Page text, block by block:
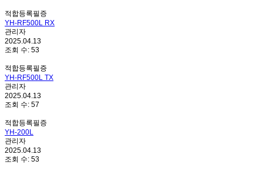
적합등록필증
YH-RF500L RX
관리자
2025.04.13
조회 수: 53
적합등록필증
YH-RF500L TX
관리자
2025.04.13
조회 수: 57
적합등록필증
YH-200L
관리자
2025.04.13
조회 수: 53